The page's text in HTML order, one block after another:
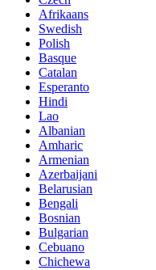
Afrikaans
Swedish
Polish
Basque
Catalan
Esperanto
Hindi
Lao
Albanian
Amharic
Armenian
Azerbaijani
Belarusian
Bengali
Bosnian
Bulgarian
Cebuano
Chichewa